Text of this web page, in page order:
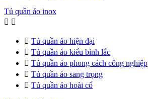
Tủ quần áo inox
 
 Tủ quần áo hiện đại
 Tủ quần áo kiểu bình lắc
 Tủ quần áo phong cách công nghiệp
 Tủ quần áo sang trọng
 Tủ quần áo hoài cổ